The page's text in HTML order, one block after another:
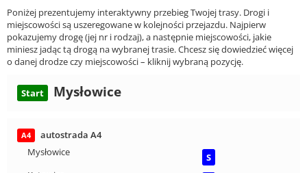
Poniżej prezentujemy interaktywny przebieg Twojej trasy. Drogi i
miejscowości są uszeregowane w kolejności przejazdu. Najpierw
pokazujemy drogę (jej nr i rodzaj), a następnie miejscowości, jakie
miniesz jadąc tą drogą na wybranej trasie. Chcesz się dowiedzieć więcej
o danej drodze czy miejscowości – kliknij wybraną pozycję.
Start Mysłowice
A4
autostrada A4
Mysłowice
S